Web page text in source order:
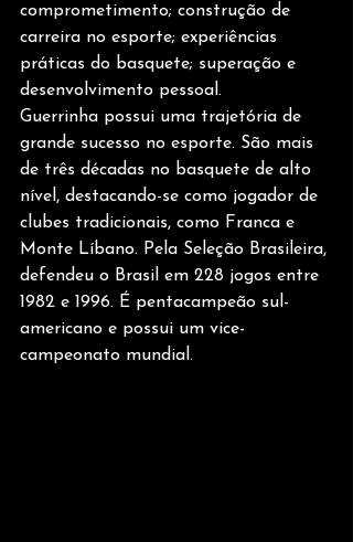
comprometimento; construção de
carreira no esporte; experiências
práticas do basquete; superação e
desenvolvimento pessoal.
Guerrinha possui uma trajetória de
grande sucesso no esporte. São mais
de três décadas no basquete de alto
nível, destacando-se como jogador de
clubes tradicionais, como Franca e
Monte Líbano. Pela Seleção Brasileira,
defendeu o Brasil em 228 jogos entre
1982 e 1996. É pentacampeão sul-
americano e possui um vice-
campeonato mundial.